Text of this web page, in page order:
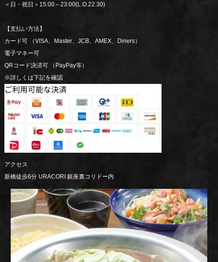
＜日・祝日＞15:00～23:00(L.O.22:30)
【支払い方法】
カード可 （VISA、Master、JCB、AMEX、Diners）
電子マネー可
QRコード決済可 （PayPay等）
※詳しくは下記を確認
アクセス
新橋徒歩6分 URACORI 銀座裏コリドー内